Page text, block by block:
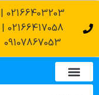
02166403203 |
02166417058 |
09107867053